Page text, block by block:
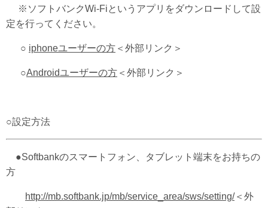
※ソフトバンクWi-Fiというアプリをダウンロードして設
定を行ってください。
○ iphoneユーザーの方 ＜外部リンク＞
○Androidユーザーの方 ＜外部リンク＞
○設定方法
●Softbankのスマートフォン、タブレット端末をお持ちの
方
http://mb.softbank.jp/mb/service_area/sws/setting/＜外